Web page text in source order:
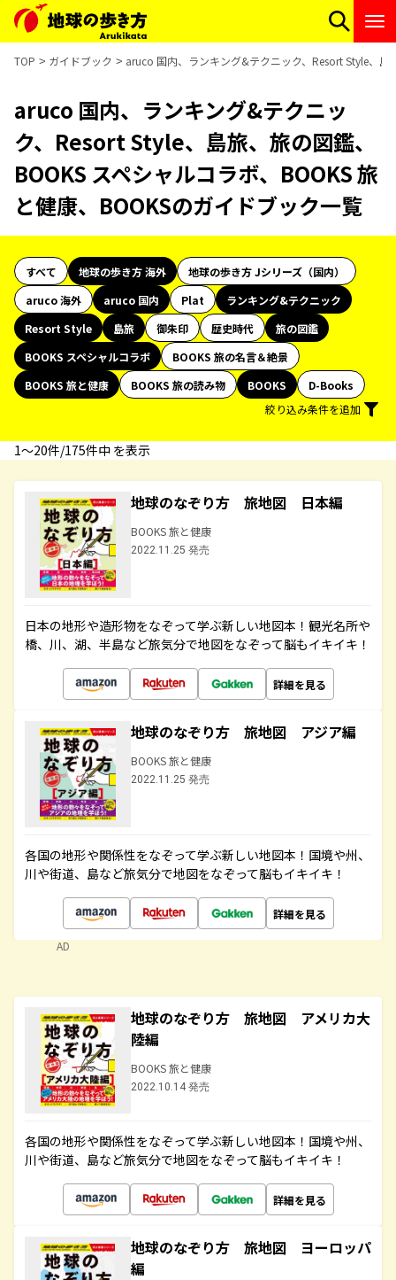
TOP ガイドブック aruco 国内、ランキング&テクニック、Resort Style、島
aruco 国内、ランキング&テクニッ
ク、Resort Style、島旅、旅の図鑑、
BOOKS スペシャルコラボ、BOOKS 旅
と健康、BOOKSのガイドブック一覧
すべて 地球の歩き方 海外
地球の歩き方 Jシリーズ（国内）
aruco 海外
aruco 国内 Plat
ランキング&テクニック
Resort Style
島旅 御朱印 歴史時代
旅の図鑑
BOOKS スペシャルコラボ
BOOKS 旅の名言＆絶景
BOOKS 旅と健康
BOOKS 旅の読み物 BOOKS
D-Books
絞り込み条件を追加
1〜20件/175件中 を表示
地球のなぞり方 旅地図 日本編
BOOKS 旅と健康
2022.11.25 発売
日本の地形や造形物をなぞって学ぶ新しい地図本！観光名所や
橋、川、湖、半島など旅気分で地図をなぞって脳もイキイキ！
詳細を見る
地球のなぞり方 旅地図 アジア編
BOOKS 旅と健康
2022.11.25 発売
各国の地形や関係性をなぞって学ぶ新しい地図本！国境や州、
川や街道、島など旅気分で地図をなぞって脳もイキイキ！
詳細を見る
AD
地球のなぞり方 旅地図 アメリカ大
陸編
BOOKS 旅と健康
2022.10.14 発売
各国の地形や関係性をなぞって学ぶ新しい地図本！国境や州、
川や街道、島など旅気分で地図をなぞって脳もイキイキ！
詳細を見る
地球のなぞり方 旅地図 ヨーロッパ
編